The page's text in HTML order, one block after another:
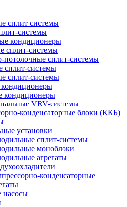
сплит системы
системы
кондиционеры
сплит-системы
потолочные сплит-системы
сплит-системы
сплит-системы
кондиционеры
VRV-системы
конденсаторные блоки (ККБ)
установки
сплит-системы
моноблоки
агрегаты
конденсаторные
насосы